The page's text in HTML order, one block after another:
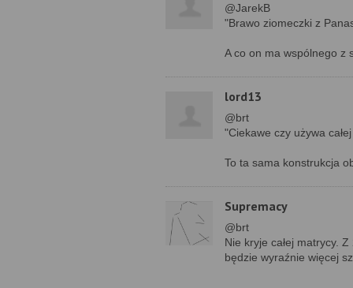
@JarekB
"Brawo ziomeczki z
A co on ma wspólnego z
lord13
@brt
"Ciekawe czy używa
To ta sama konstrukcja
Supremacy
@brt
Nie kryje całej matrycy.
będzie wyraźnie więcej